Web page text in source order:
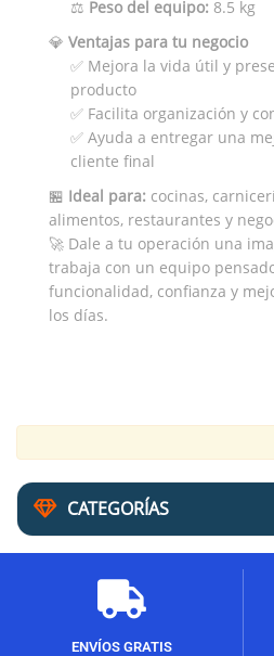
CATEGORÍAS
⚖️ Peso del equipo: 8.5 kg
💎 Ventajas para tu negocio
✅ Mejora la vida útil y
producto
✅ Facilita organización y
✅ Ayuda a entregar una
cliente final
🏪 Ideal para: cocinas,
alimentos, restaurantes y
🚀 Dale a tu operación una
trabaja con un equipo
funcionalidad, confianza y
los días.
ENVÍOS GRATIS